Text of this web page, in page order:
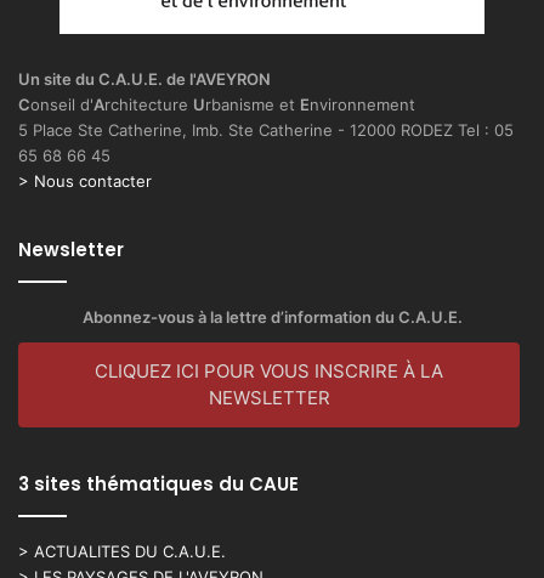
Un site du C.A.U.E. de l'AVEYRON
Conseil d'Architecture Urbanisme et Environnement
5 Place Ste Catherine, Imb. Ste Catherine - 12000 RODEZ Tel : 05
65 68 66 45
> Nous contacter
Newsletter
Abonnez-vous à la lettre d’information du C.A.U.E.
CLIQUEZ ICI POUR VOUS INSCRIRE À LA
NEWSLETTER
3 sites thématiques du CAUE
> ACTUALITES DU C.A.U.E.